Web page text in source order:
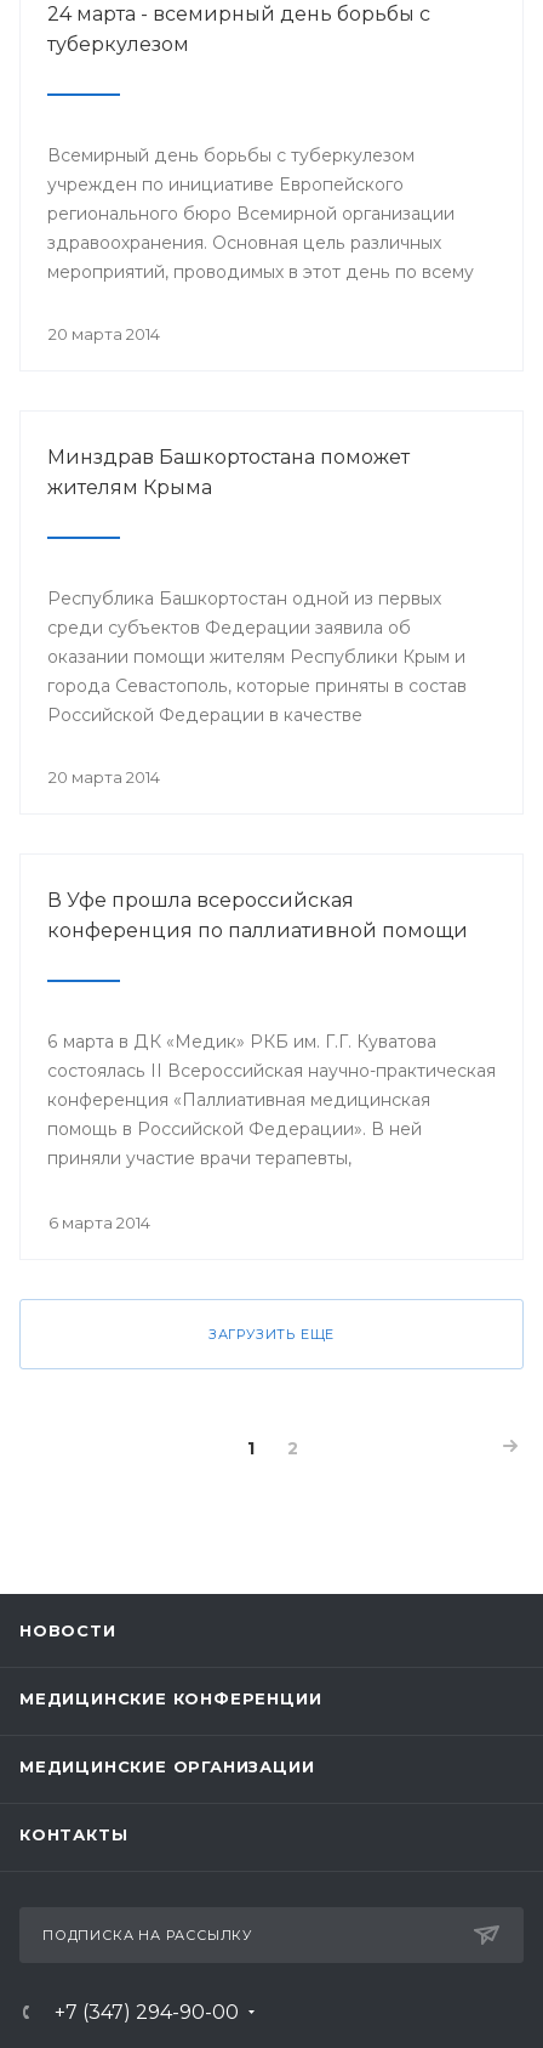
24 марта - всемирный день борьбы с
туберкулезом
Всемирный день борьбы с туберкулезом
учрежден по инициативе Европейского
регионального бюро Всемирной организации
здравоохранения. Основная цель различных
мероприятий, проводимых в этот день по всему
и информирование населения о заболевании и
20 марта 2014
Минздрав Башкортостана поможет
жителям Крыма
Республика Башкортостан одной из первых
среди субъектов Федерации заявила об
оказании помощи жителям Республики Крым и
города Севастополь, которые приняты в состав
Российской Федерации в качестве
день в республике по поручению Президента
20 марта 2014
В Уфе прошла всероссийская
конференция по паллиативной помощи
6 марта в ДК «Медик» РКБ им. Г.Г. Куватова
состоялась II Всероссийская научно-практическая
конференция «Паллиативная медицинская
помощь в Российской Федерации». В ней
приняли участие врачи терапевты,
неврологи, онкологи, педиатры, пульмонологи,
профильных кафедр, врачи интерны, курсанты
6 марта 2014
ЗАГРУЗИТЬ ЕЩЕ
1 2
НОВОСТИ
МЕДИЦИНСКИЕ КОНФЕРЕНЦИИ
МЕДИЦИНСКИЕ ОРГАНИЗАЦИИ
КОНТАКТЫ
ПОДПИСКА НА РАССЫЛКУ
+7 (347) 294-90-00